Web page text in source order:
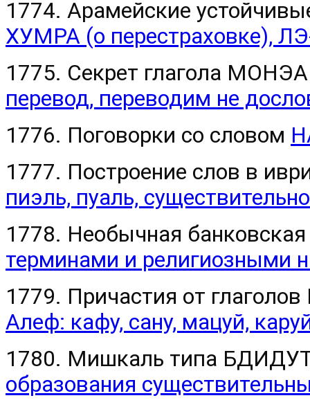
1774. Арамейские
ХУМРА (о перестраховке),
1775. Секрет глагола
перевод, переводим не
1776. Поговорки со словом
1777. Построение слов в
пиэль, пуаль,
1778. Необычная
терминами и религиозными
1779. Причастия от
Алеф: кафу, сану, мацуй,
1780. Мишкаль типа БДИДУТ
образования